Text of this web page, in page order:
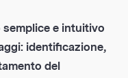
semplice e intuitivo
identificazione,
del